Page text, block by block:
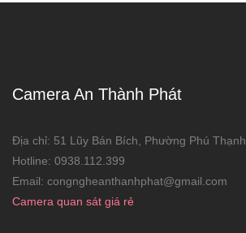
Camera An Thành Phát
Địa chỉ: 51 Lũy Bán Bích, Phường Phú Thạnh,
Hotline: 0938.112.399
Email: congngheanthanhphat@gmail.com
Camera quan sát giá rẻ